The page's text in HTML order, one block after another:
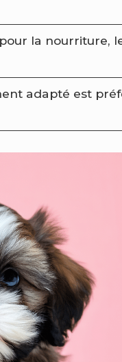
la nourriture,
adapté est